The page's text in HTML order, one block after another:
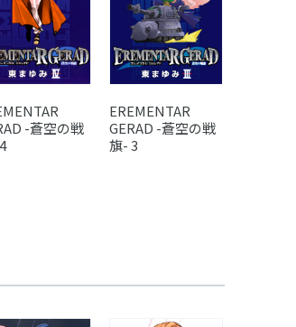
-蒼空の戦
EREMENTAR
GERAD -蒼空の戦
旗- 3